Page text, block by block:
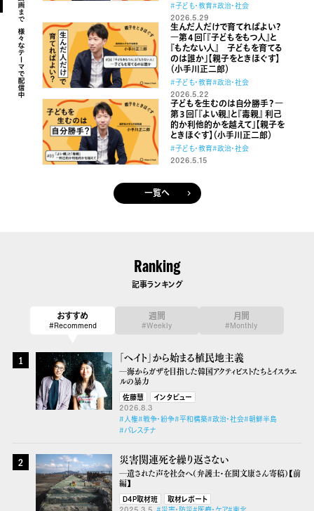
#子ども・教育#政治・社会
2026.5.29
生んだ人だけで育てればよい？
―第４回「『子どもをもつ人』と
『もたない人』 子どもを育てる
のは誰か」【親子をときほぐす】
（小手川正二郎）
#子ども・教育#政治・社会
2026.5.22
子どもを生むのは自分勝手？―
第３回「『よい親』と『毒親』 利己
的か利他的かを越えて」【親子を
ときほぐす】（小手川正二郎）
#子ども・教育#政治・社会
2026.5.15
一覧へ
Ranking
記事ランキング
おすすめ
#Recommend
週間
#Weekly
月間
#Monthly
1 「ヘイト」から始まる植民地主義
―海からガザを目指した韓国アクティビストたちとイスラエ
ルの暴力
佐藤慧
インタビュー
2026.8.3
#人権#戦争・紛争#平和構築#政治・社会#朝鮮半島
#パレスチナ
2 災害関連死を繰り返さない
―遺された声を社会へ（弁護士・在間文康さん寄稿）【前
編】
D4P取材班
取材レポート